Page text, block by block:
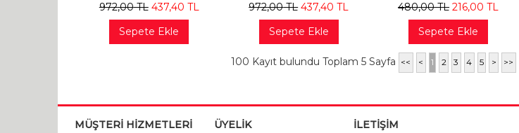
972,00TL 437,40 TL
Sepete Ekle
972,00TL 437,40 TL
Sepete Ekle
480,00TL 216,00 TL
Sepete Ekle
100 Kayıt bulundu Toplam 5 Sayfa << < 1 2 3 4 5 > >>
MÜŞTERİ HİZMETLERİ ÜYELİK İLETİŞİM